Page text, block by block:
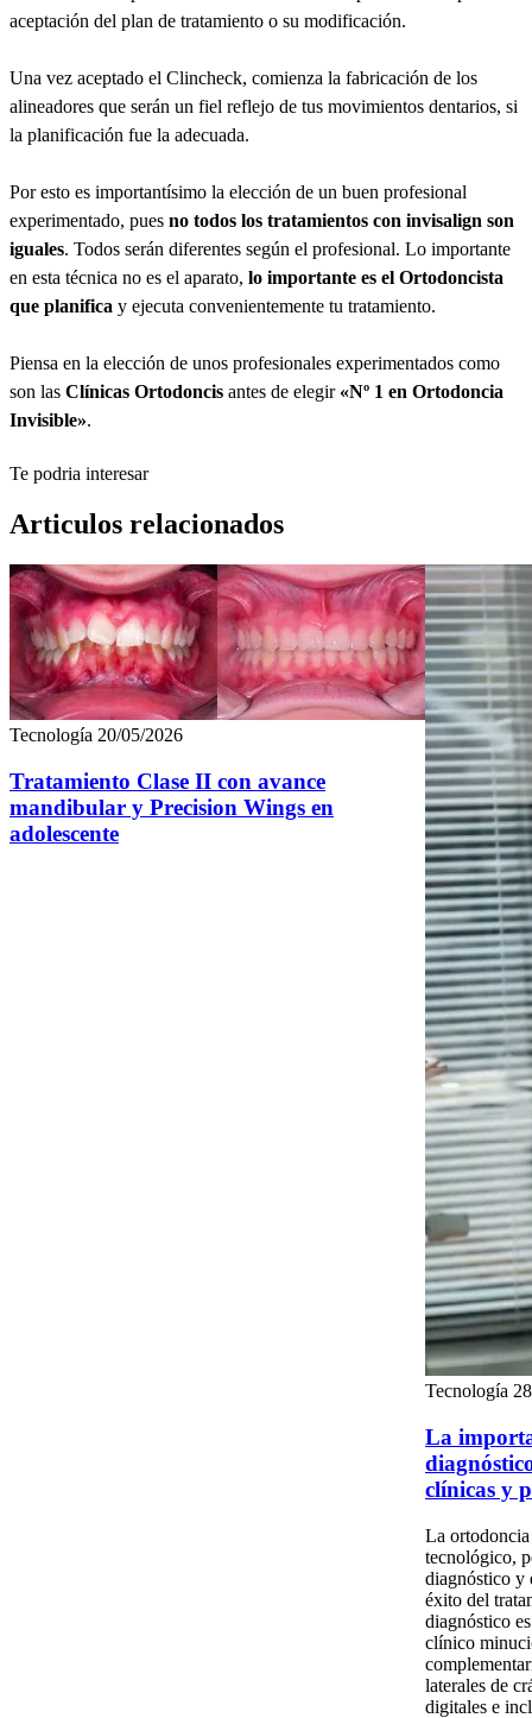
aceptación del plan de tratamiento o su modificación.
Una vez aceptado el Clincheck, comienza la fabricación de los
alineadores que serán un fiel reflejo de tus movimientos dentarios, si
la planificación fue la adecuada.
Por esto es importantísimo la elección de un buen profesional
experimentado, pues no todos los tratamientos con invisalign son
iguales. Todos serán diferentes según el profesional. Lo importante
en esta técnica no es el aparato, lo importante es el Ortodoncista
que planifica y ejecuta convenientemente tu tratamiento.
Piensa en la elección de unos profesionales experimentados como
son las Clínicas Ortodoncis antes de elegir«Nº 1 en Ortodoncia
Invisible».
Te podria interesar
Articulos relacionados
Tecnología 20/05/2026
Tratamiento Clase II con avance
mandibular y Precision Wings en
adolescente
Tecnología
La
clínicas y
La ortodoncia
tecnológico,
diagnóstico y
éxito del
diagnóstico
clínico
laterales de
digitales e